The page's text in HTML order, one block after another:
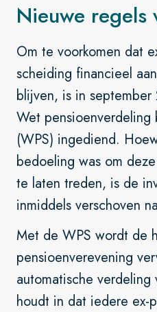
Nieuwe regels
Om te voorkomen dat
scheiding financieel
blijven, is in
Wet
(WPS) ingediend.
bedoeling was om
te laten treden, is de
inmiddels verschoven
Met de WPS wordt de
pensioenverevening
automatische
houdt in dat iedere ex-